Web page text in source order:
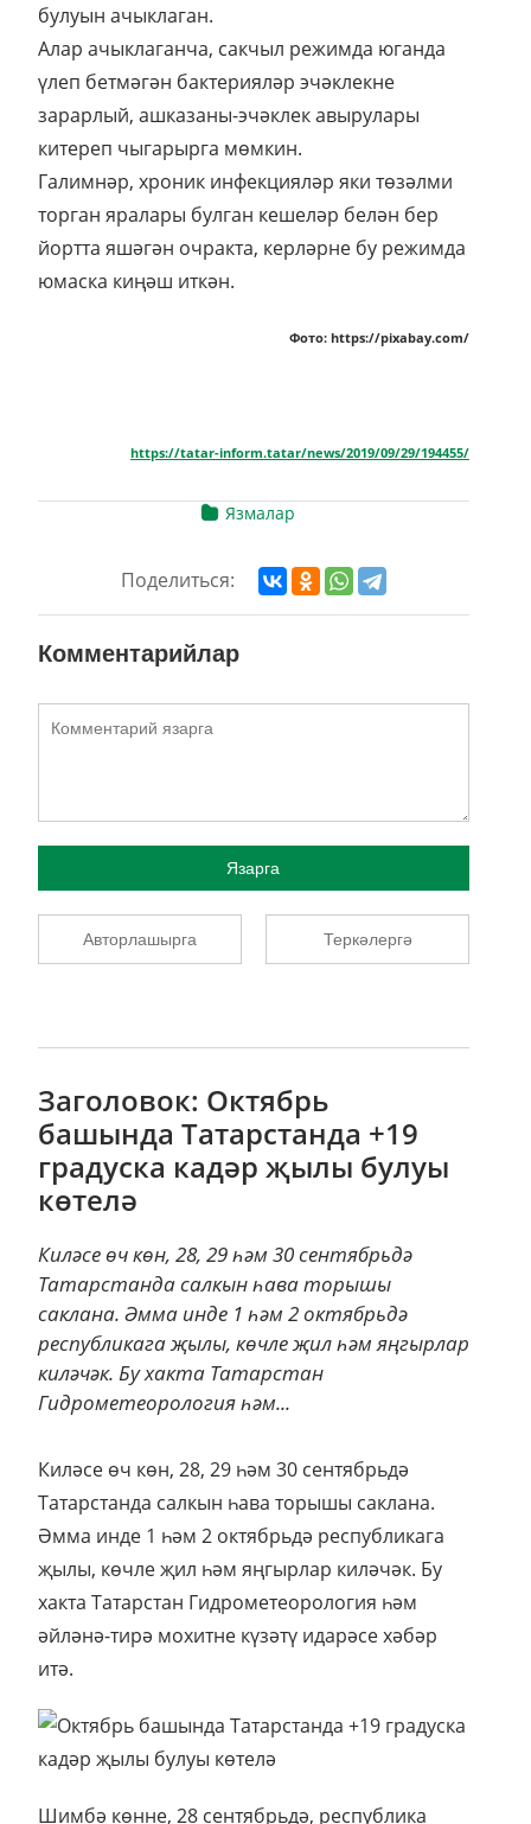
булуын ачыклаган.
Алар ачыклаганча, сакчыл режимда юганда
үлеп бетмәгән бактерияләр эчәклекне
зарарлый, ашказаны-эчәклек авырулары
китереп чыгарырга мөмкин.
Галимнәр, хроник инфекцияләр яки төзәлми
торган яралары булган кешеләр белән бер
йортта яшәгән очракта, керләрне бу режимда
юмаска киңәш иткән.
Фото: https://pixabay.com/
https://tatar-inform.tatar/news/2019/09/29/194455/
Язмалар
Поделиться:
Комментарийлар
Язарга
Авторлашырга Теркәлергә
Заголовок: Октябрь
башында Татарстанда +19
градуска кадәр җылы булуы
көтелә
Киләсе өч көн, 28, 29 һәм 30 сентябрьдә
Татарстанда салкын һава торышы
саклана. Әмма инде 1 һәм 2 октябрьдә
республикага җылы, көчле җил һәм яңгырлар
киләчәк. Бу хакта Татарстан
Гидрометеорология һәм...
Киләсе өч көн, 28, 29 һәм 30 сентябрьдә
Татарстанда салкын һава торышы саклана.
Әмма инде 1 һәм 2 октябрьдә республикага
җылы, көчле җил һәм яңгырлар киләчәк. Бу
хакта Татарстан Гидрометеорология һәм
әйләнә-тирә мохитне күзәтү идарәсе хәбәр
итә.
Шимбә көнне, 28 сентябрьдә, республика